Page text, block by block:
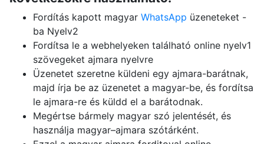
Fordítás kapott magyar WhatsApp üzeneteket -
ba Nyelv2
Fordítsa le a webhelyeken található online nyelv1
szövegeket ajmara nyelvre
Üzenetet szeretne küldeni egy ajmara-barátnak,
majd írja be az üzenetet a magyar-be, és fordítsa
le ajmara-re és küldd el a barátodnak.
Megértse bármely magyar szó jelentését, és
használja magyar–ajmara szótárként.